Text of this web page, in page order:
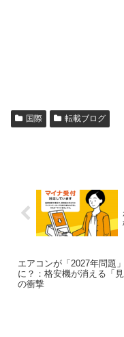
国際 転載ブログ
エアコンが「2027年問題
に？：格安機が消える「見
の衝撃